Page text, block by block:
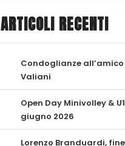
ARTICOLI RECENTI
Condoglianze
Valiani
Open Day Minivolley &
giugno 2026
Lorenzo Branduardi,